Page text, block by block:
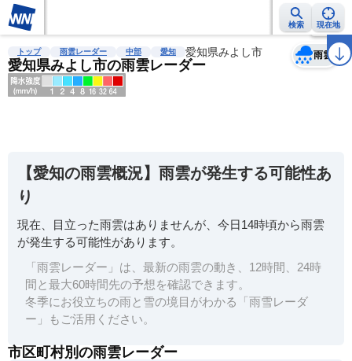
検索 現在地
雨雲レーダー 台風情報 地震情報 警報・注意報 2週間天気 ラ
トップ 雨雲レーダー 中部 愛知 愛知県みよし市
愛知県みよし市の雨雲レーダー
雨雲
天気 台風
【愛知の雨雲概況】雨雲が発生する可能性あ
り
現在、目立った雨雲はありませんが、今日14時頃から雨雲
が発生する可能性があります。
「雨雲レーダー」は、最新の雨雲の動き、12時間、24時
間と最大60時間先の予想を確認できます。
冬季にお役立ちの雨と雪の境目がわかる「雨雪レーダ
ー」もご活用ください。
市区町村別の雨雲レーダー